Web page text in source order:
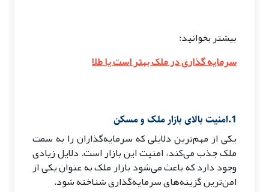
بیشتر بخوانید:
سرمایه گذاری در ملک بهتر است یا طلا
1.امنیت بالای بازار ملک و مسکن
یکی از مهم‌ترین دلایلی که سرمایه‌گذاران را به سمت
ملک جذب می‌کند، امنیت این بازار است. دلایل زیادی
وجود دارد که باعث می‌شود بازار ملک به عنوان یکی از
امن‌ترین گزینه‌های سرمایه‌گذاری شناخته شود.